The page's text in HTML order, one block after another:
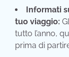
Informati
tuo viaggio:
tutto l’anno,
prima di